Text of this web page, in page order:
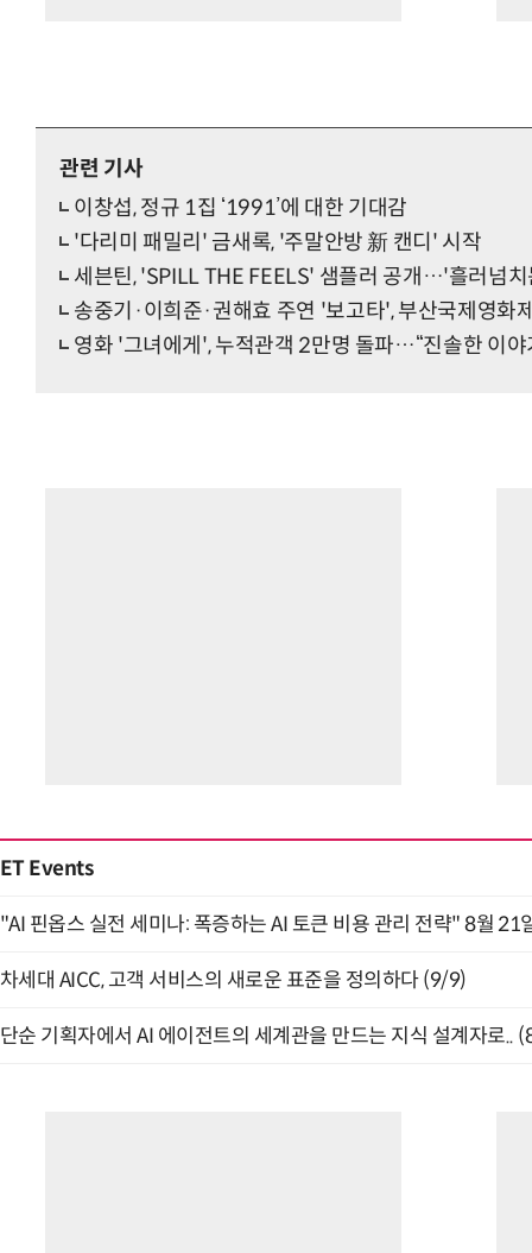
관련 기사
이창섭, 정규 1집 ‘1991’에 대한 기대감
'다리미 패밀리' 금새록, '주말안방 新 캔디' 시작
세븐틴, 'SPILL THE FEELS' 샘플러 공개…'흘러넘
송중기·이희준·권해효 주연 '보고타', 부산국제영화
영화 '그녀에게', 누적관객 2만명 돌파…“진솔한 이야
ET Events
"AI 핀옵스 실전 세미나: 폭증하는 AI 토큰 비용 관리 전략" 8월 21
차세대 AICC, 고객 서비스의 새로운 표준을 정의하다 (9/9)
단순 기획자에서 AI 에이전트의 세계관을 만드는 지식 설계자로..